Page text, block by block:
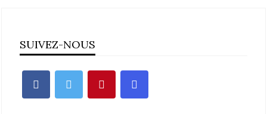
SUIVEZ-NOUS